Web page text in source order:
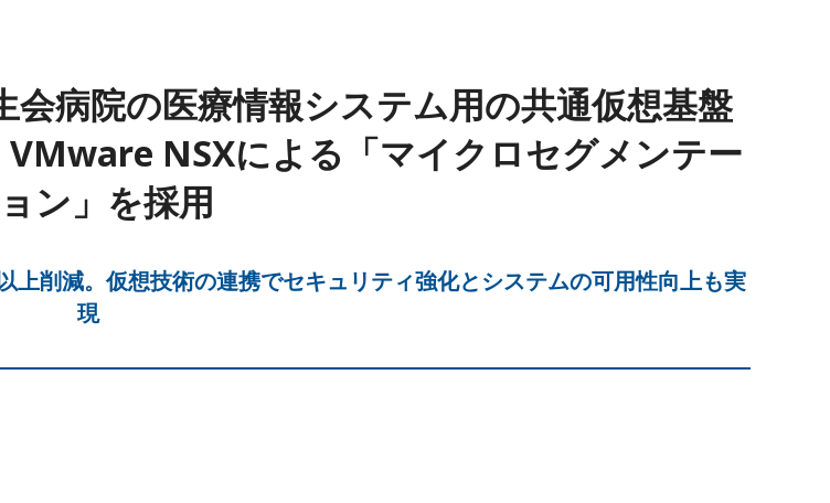
病院の医療情報システム用の共通仮想基盤
NSXによる「マイクロセグメンテー
ン」を採用
削減。仮想技術の連携でセキュリティ強化とシステムの可用性向上も実
現